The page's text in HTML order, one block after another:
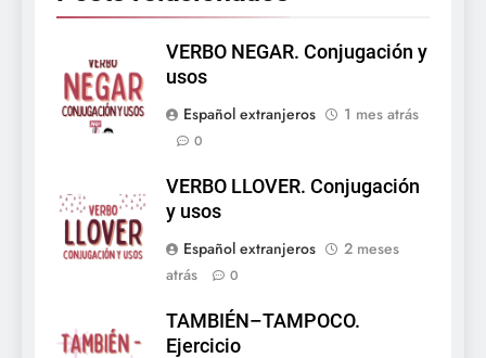
VERBO NEGAR. Conjugación y
usos
Español extranjeros
1 mes atrás
0
VERBO LLOVER. Conjugación
y usos
Español extranjeros
2 meses
atrás
0
TAMBIÉN–TAMPOCO.
Ejercicio